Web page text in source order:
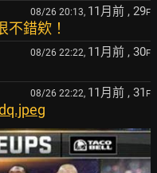
08/26 20:13, 11月前 , 29F
不錯欸！
08/26 22:22, 11月前 , 30F
08/26 22:22, 11月前 , 31 F